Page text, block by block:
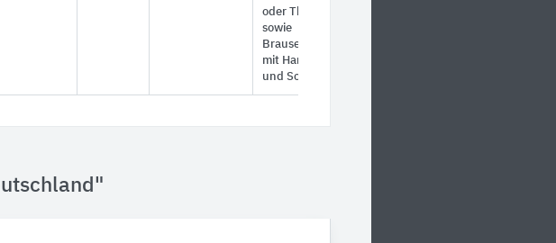
oder Thermostat
sowie
Brausestange
mit Handbrause
und Schlauch